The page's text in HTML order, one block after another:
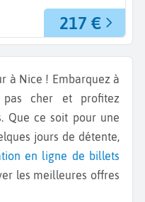
217 €
pas cher et profitez
Que ce soit pour une
jours de détente,
en ligne de billets
les meilleures offres